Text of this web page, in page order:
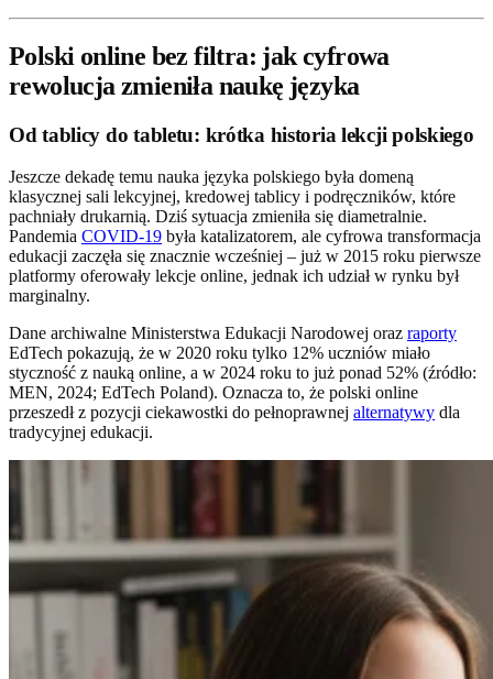
Polski online bez filtra: jak cyfrowa
rewolucja zmieniła naukę języka
Od tablicy do tabletu: krótka historia lekcji polskiego
Jeszcze dekadę temu nauka języka polskiego była domeną
klasycznej sali lekcyjnej, kredowej tablicy i podręczników, które
pachniały drukarnią. Dziś sytuacja zmieniła się diametralnie.
Pandemia COVID-19 była katalizatorem, ale cyfrowa transformacja
edukacji zaczęła się znacznie wcześniej – już w 2015 roku pierwsze
platformy oferowały lekcje online, jednak ich udział w rynku był
marginalny.
Dane archiwalne Ministerstwa Edukacji Narodowej oraz raporty
EdTech pokazują, że w 2020 roku tylko 12% uczniów miało
styczność z nauką online, a w 2024 roku to już ponad 52% (źródło:
MEN, 2024; EdTech Poland). Oznacza to, że polski online
przeszedł z pozycji ciekawostki do pełnoprawnej alternatywy dla
tradycyjnej edukacji.